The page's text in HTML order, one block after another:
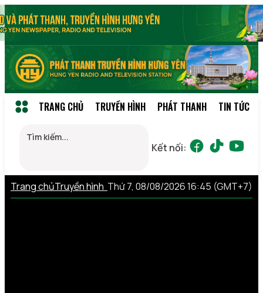
TRANG CHỦ TRUYỀN HÌNH PHÁT THANH TIN TỨC
Kết nối:
Trang chủTruyền hình Thứ 7, 08/08/2026 16:45 (GMT+7)